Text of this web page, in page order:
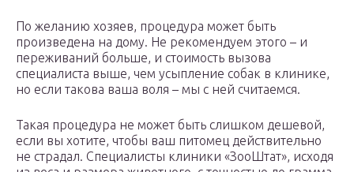
По желанию хозяев, процедура может быть
произведена на дому. Не рекомендуем этого – и
переживаний больше, и стоимость вызова
специалиста выше, чем усыпление собак в клинике,
но если такова ваша воля – мы с ней считаемся.
Такая процедура не может быть слишком дешевой,
если вы хотите, чтобы ваш питомец действительно
не страдал. Специалисты клиники «ЗооШтат», исходя